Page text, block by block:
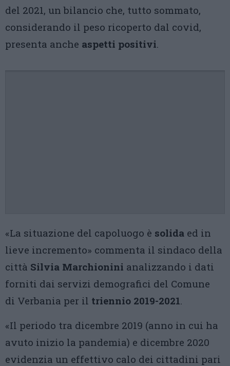
del 2021, un bilancio che, tutto sommato,
considerando il peso ricoperto dal covid,
presenta anche aspetti positivi.
«La situazione del capoluogo è solida ed in
lieve incremento» commenta il sindaco della
città Silvia Marchionini analizzando i dati
forniti dai servizi demografici del Comune
di Verbania per il triennio ‪2019-2021.
«Il periodo tra dicembre 2019 (anno in cui ha
avuto inizio la pandemia) e dicembre 2020
evidenzia un effettivo calo dei cittadini pari